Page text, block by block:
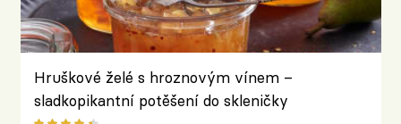
Hruškové želé s hroznovým vínem –
sladkopikantní potěšení do skleničky